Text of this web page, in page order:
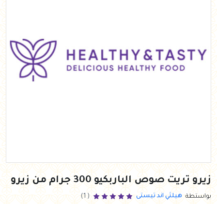
زيرو تريت صوص الباربكيو 300 جرام من زيرو
بواستطة هيلثي اند تيستى ( 1)